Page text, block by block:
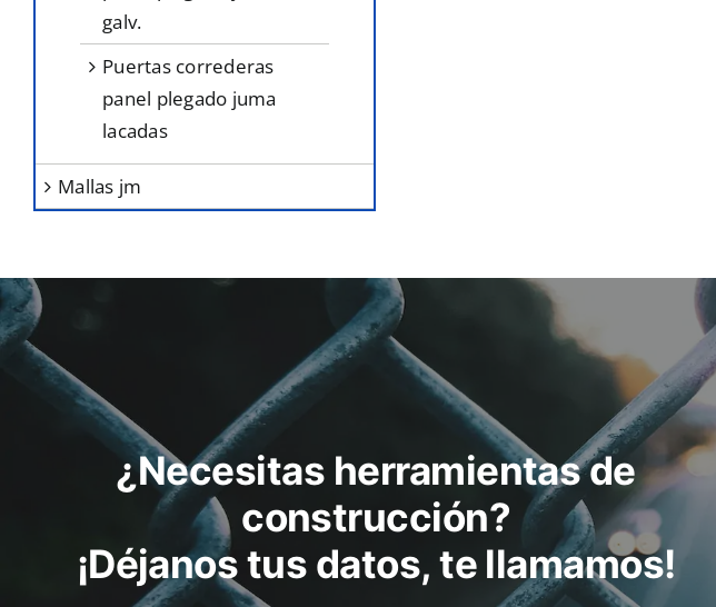
galv.
puertas correderas
panel plegado juma
lacadas
mallas jm
¿Necesitas herramientas de
construcción?
¡Déjanos tus datos, te llamamos!